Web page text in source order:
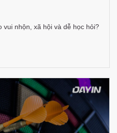
nhộn, xã hội và dễ học hỏi?